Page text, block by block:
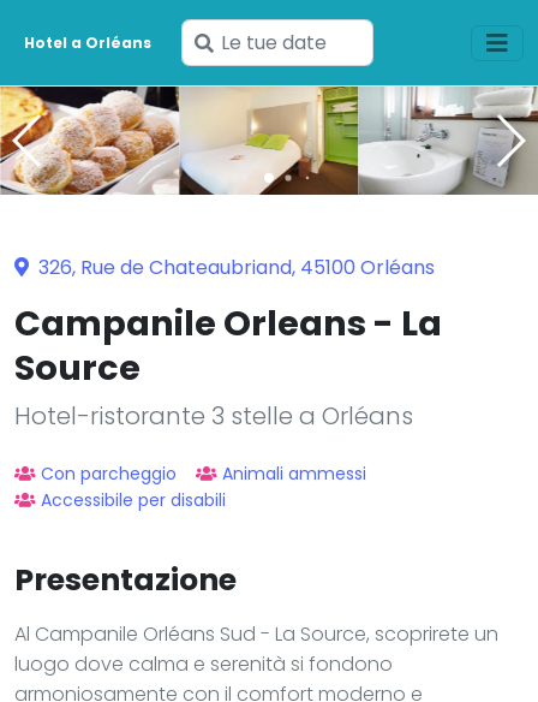
Hotel a Orléans
Inserisci
le
date
326, Rue de Chateaubriand, 45100 Orléans
Campanile Orleans - La
Source
Hotel-ristorante 3 stelle a Orléans
Con parcheggio
Animali ammessi
Accessibile per disabili
Presentazione
Al Campanile Orléans Sud - La Source, scoprirete un
luogo dove calma e serenità si fondono
armoniosamente con il comfort moderno e